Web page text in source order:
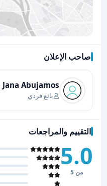
صاحب الإعلان
Jana Abujamos
بائع فردي
التقييم والمراجعات
5.0
من 5